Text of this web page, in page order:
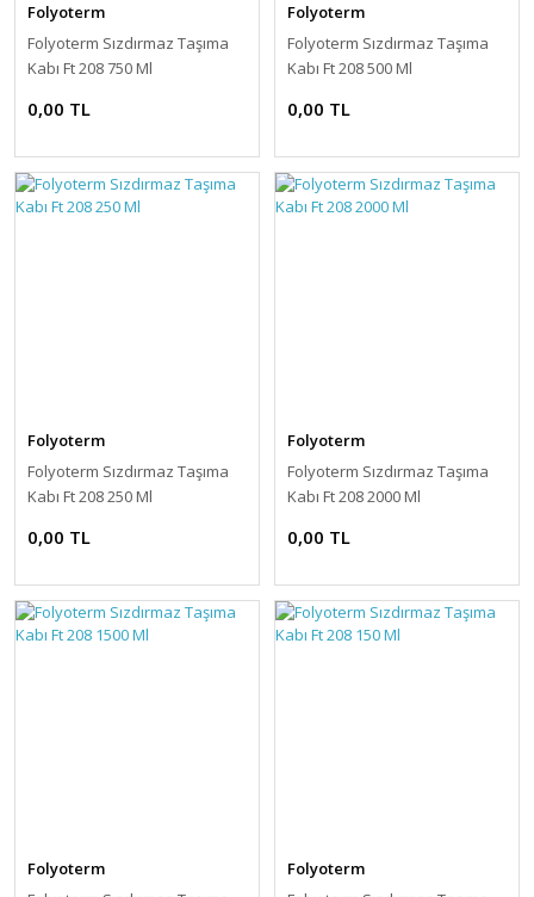
Folyoterm
Folyoterm Sızdırmaz Taşıma
Kabı Ft 208 750 Ml
0,00 TL
Folyoterm
Folyoterm Sızdırmaz Taşıma
Kabı Ft 208 500 Ml
0,00 TL
Folyoterm
Folyoterm Sızdırmaz Taşıma
Kabı Ft 208 250 Ml
0,00 TL
Folyoterm
Folyoterm Sızdırmaz Taşıma
Kabı Ft 208 2000 Ml
0,00 TL
Folyoterm
Folyoterm